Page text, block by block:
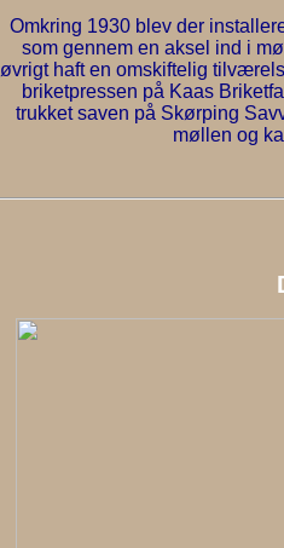
Omkring 1930 blev der
som gennem en aksel ind i
øvrigt haft en omskiftelig
briketpressen på Kaas
trukket saven på Skørping
møllen og